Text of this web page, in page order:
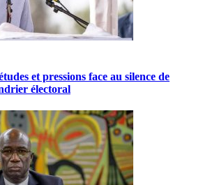
et pressions face au silence de
électoral